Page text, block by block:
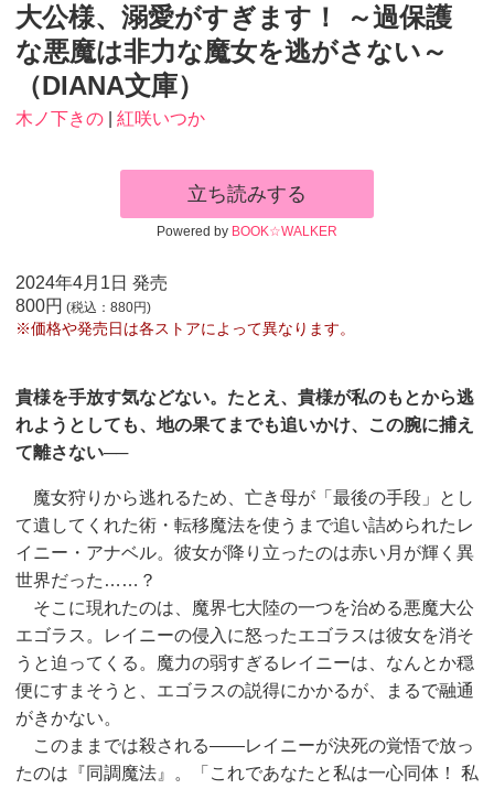
大公様、溺愛がすぎます！ ～過保護
な悪魔は非力な魔女を逃がさない～
（DIANA文庫）
木ノ下きの 紅咲いつか
立ち読みする
Powered by BOOK☆WALKER
2024年4月1日 発売
800円 (税込：880円)
※価格や発売日は各ストアによって異なります。
貴様を手放す気などない。たとえ、貴様が私のもとから逃
れようとしても、地の果てまでも追いかけ、この腕に捕え
て離さない──
魔女狩りから逃れるため、亡き母が「最後の手段」とし
て遺してくれた術・転移魔法を使うまで追い詰められたレ
イニー・アナベル。彼女が降り立ったのは赤い月が輝く異
世界だった……？
そこに現れたのは、魔界七大陸の一つを治める悪魔大公
エゴラス。レイニーの侵入に怒ったエゴラスは彼女を消そ
うと迫ってくる。魔力の弱すぎるレイニーは、なんとか穏
便にすまそうと、エゴラスの説得にかかるが、まるで融通
がきかない。
このままでは殺される――レイニーが決死の覚悟で放っ
たのは『同調魔法』。「これであなたと私は一心同体！ 私